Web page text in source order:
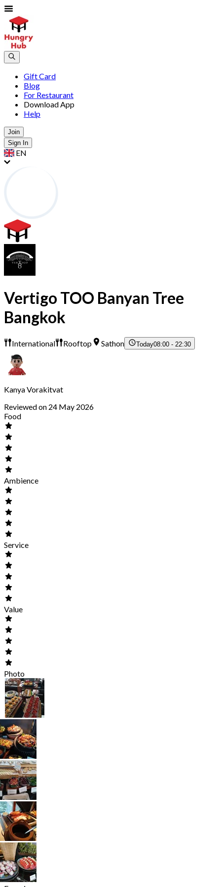
Gift Card
Blog
For Restaurant
Download App
Help
Join
Sign In
EN
Vertigo TOO Banyan Tree
Bangkok
International Rooftop Sathon Today08:00 - 22:30
Kanya Vorakitvat
Reviewed on 24 May 2026
Food
Ambience
Service
Value
Photo